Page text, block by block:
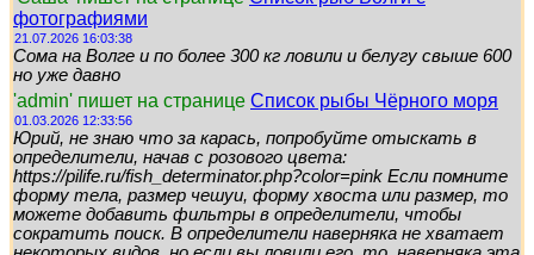
фотографиями
21.07.2026 16:03:38
Сома на Волге и по более 300 кг ловили и белугу свыше 600
но уже давно
'admin' пишет на странице Список рыбы Чёрного моря
01.03.2026 12:33:56
Юрий, не знаю что за карась, попробуйте отыскать в
определители, начав с розового цвета:
https://pilife.ru/fish_determinator.php?color=pink Если помните
форму тела, размер чешуи, форму хвоста или размер, то
можете добавить фильтры в определители, чтобы
сократить поиск. В определители наверняка не хватает